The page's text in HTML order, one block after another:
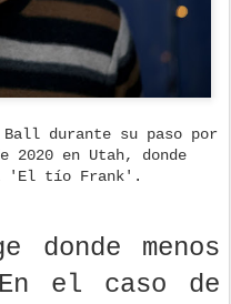
durante su paso por
2020 en Utah, donde
'El tío Frank'.
donde menos
el caso de